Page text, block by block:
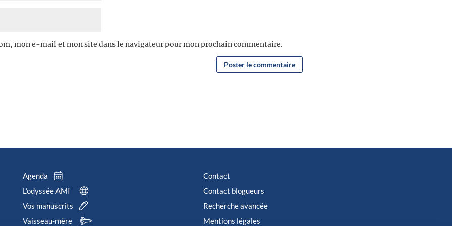
mon e-mail et mon site dans le navigateur pour mon prochain commentaire.
Agenda
L’odyssée AMI
Vos manuscrits
Vaisseau-mère
Contact
Contact blogueurs
Recherche avancée
Mentions légales